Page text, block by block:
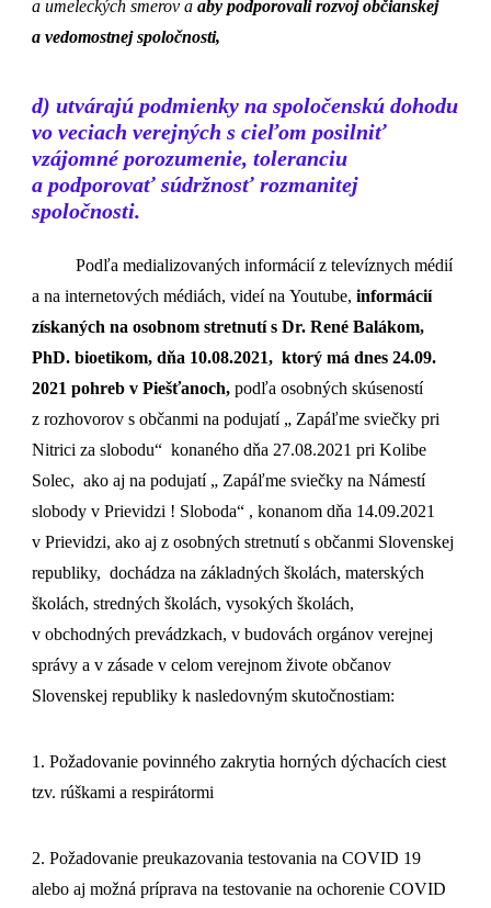
a umeleckých smerov aaby podporovali rozvoj občianskej
a vedomostnej spoločnosti,
d) utvárajú podmienky na spoločenskú dohodu
vo veciach verejných s cieľom posilniť
vzájomné porozumenie, toleranciu
a podporovať súdržnosť rozmanitej
spoločnosti.
Podľa medializovaných informácií z televíznych médií
a na internetových médiách, videí na Youtube,informácií
získaných na osobnom stretnutí s Dr. René Balákom,
PhD. bioetikom, dňa 10.08.2021, ktorý má dnes 24.09.
2021 pohreb v Piešťanoch,podľa osobných skúseností
z rozhovorov s občanmi na podujatí „ Zapáľme sviečky pri
Nitrici za slobodu“ konaného dňa 27.08.2021 pri Kolibe
Solec, ako aj na podujatí „ Zapáľme sviečky na Námestí
slobody v Prievidzi ! Sloboda“ , konanom dňa 14.09.2021
v Prievidzi, ako aj z osobných stretnutí s občanmi Slovenskej
republiky, dochádza na základných školách, materských
školách, stredných školách, vysokých školách,
v obchodných prevádzkach, v budovách orgánov verejnej
správy a v zásade v celom verejnom živote občanov
Slovenskej republiky k nasledovným skutočnostiam:
1. Požadovanie povinného zakrytia horných dýchacích ciest
tzv. rúškami a respirátormi
2. Požadovanie preukazovania testovania na COVID 19
alebo aj možná príprava na testovanie na ochorenie COVID